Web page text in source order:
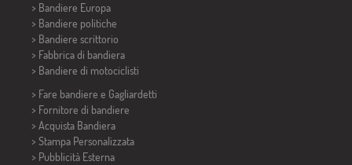
> Bandiere Europa
> Bandiere politiche
> Bandiere scrittorio
> Fabbrica di bandiera
> Bandiere di motociclisti
> Fare bandiere e Gagliardetti
> Fornitore di bandiere
> Acquista Bandiera
> Stampa Personalizzata
> Pubblicità Esterna